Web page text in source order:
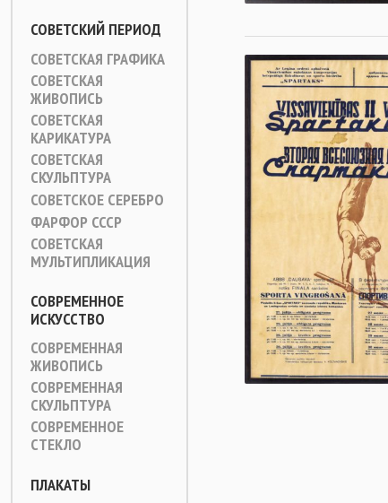
СОВЕТСКИЙ ПЕРИОД
СОВЕТСКАЯ ГРАФИКА
СОВЕТСКАЯ
ЖИВОПИСЬ
СОВЕТСКАЯ
КАРИКАТУРА
СОВЕТСКАЯ
СКУЛЬПТУРА
СОВЕТСКОЕ СЕРЕБРО
ФАРФОР СССР
СОВЕТСКАЯ
МУЛЬТИПЛИКАЦИЯ
СОВРЕМЕННОЕ
ИСКУССТВО
СОВРЕМЕННАЯ
ЖИВОПИСЬ
СОВРЕМЕННАЯ
СКУЛЬПТУРА
СОВРЕМЕННОЕ
СТЕКЛО
ПЛАКАТЫ